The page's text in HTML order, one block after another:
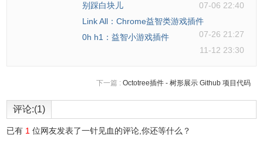
别踩白块儿
07-06 22:40
Link All：Chrome益智类游戏插件
07-26 21:27
0h h1：益智小游戏插件
11-12 23:30
下一篇 : Octotree插件 - 树形展示 Github 项目代码
评论:(1)
已有 1 位网友发表了一针见血的评论,你还等什么？